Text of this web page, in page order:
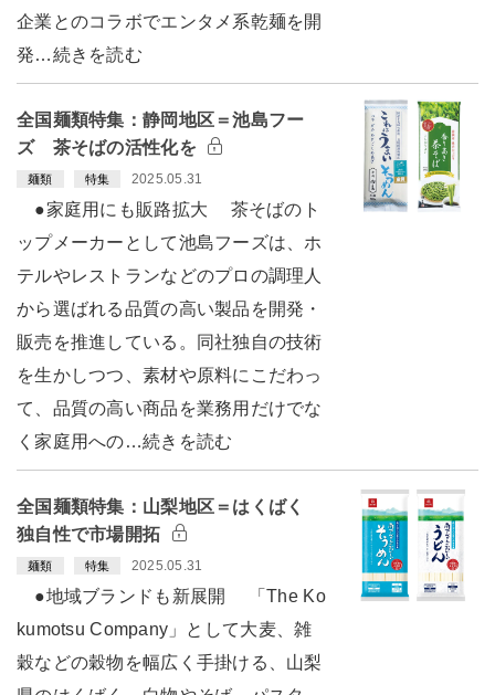
企業とのコラボでエンタメ系乾麺を開
発…続きを読む
全国麺類特集：静岡地区＝池島フー
ズ 茶そばの活性化を
麺類 特集 2025.05.31
●家庭用にも販路拡大 茶そばのト
ップメーカーとして池島フーズは、ホ
テルやレストランなどのプロの調理人
から選ばれる品質の高い製品を開発・
販売を推進している。同社独自の技術
を生かしつつ、素材や原料にこだわっ
て、品質の高い商品を業務用だけでな
く家庭用への…続きを読む
全国麺類特集：山梨地区＝はくばく
独自性で市場開拓
麺類 特集 2025.05.31
●地域ブランドも新展開 「The Ko
kumotsu Company」として大麦、雑
穀などの穀物を幅広く手掛ける、山梨